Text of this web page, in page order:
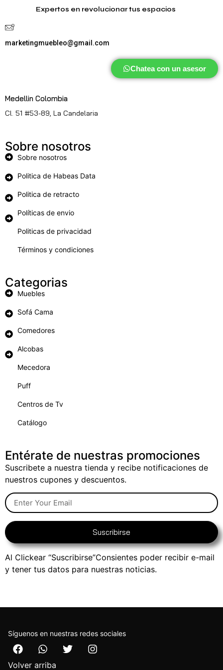
Expertos en revolucionar tus espacios
marketingmuebleo@gmail.com
Chatea con un asesor
Medellin Colombia
Cl. 51 #53-89, La Candelaria
Sobre nosotros
Sobre nosotros
Politica de Habeas Data
Politica de retracto
Políticas de envio
Politicas de privacidad
Términos y condiciones
Categorias
Muebles
Sofá Cama
Comedores
Alcobas
Mecedora
Puff
Centros de Tv
Catálogo
Entérate de nuestras promociones
Suscribete a nuestra tienda y recibe notificaciones de
nuestros cupones y descuentos.
Suscribirse
Al Clickear “Suscribirse”Consientes poder recibir e-mail
y tener tus datos para nuestras noticias.
Síguenos en nuestras redes sociales
Volver arriba